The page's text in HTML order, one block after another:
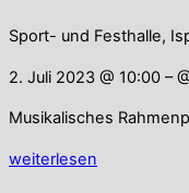
Sport- und Festhalle,
2. Juli 2023 @ 10:00 –
Musikalisches
weiterlesen